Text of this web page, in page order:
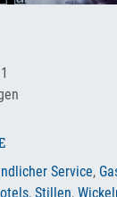
Service,
, Stillen,